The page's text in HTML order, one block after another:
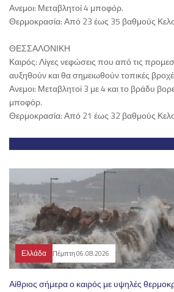
Ανεμοι: Μεταβλητοί 4 μποφόρ.
Θερμοκρασία: Από 23 έως 35 βαθμούς
ΘΕΣΣΑΛΟΝΙΚΗ
Καιρός: Λίγες νεφώσεις που από τις
αυξηθούν και θα σημειωθούν τοπικές
Ανεμοι: Μεταβλητοί 3 με 4 και το βράδυ
μποφόρ.
Θερμοκρασία: Από 21 έως 32 βαθμούς
Ελλάδα Πέμπτη 06.08.2026
Αίθριος σήμερα ο καιρός με υψηλές